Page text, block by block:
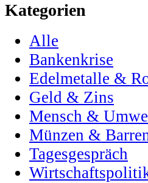
Kategorien
Alle
Bankenkrise
Edelmetalle &
Geld & Zins
Mensch &
Münzen &
Tagesgespräch